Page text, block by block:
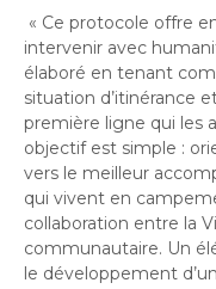
« Ce protocole offre
intervenir avec
élaboré en tenant
situation d’itinérance
première ligne qui les
objectif est simple :
vers le meilleur
qui vivent en
collaboration entre la
communautaire. Un
le développement